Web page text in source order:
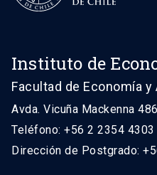
Instituto de
Facultad de Economía
Avda. Vicuña Mackenna
Teléfono: +56 2 2354 4303
Dirección de Postgrado: